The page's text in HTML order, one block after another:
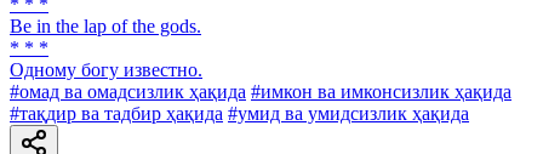
* * *
Be in the lap of the gods.
* * *
Одному богу известно.
#омад ва омадсизлик ҳақида #имкон ва имконсизлик ҳақида
#тақдир ва тадбир ҳақида #умид ва умидсизлик ҳақида